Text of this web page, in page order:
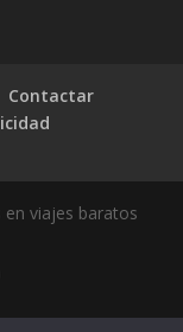
Contactar
en viajes baratos